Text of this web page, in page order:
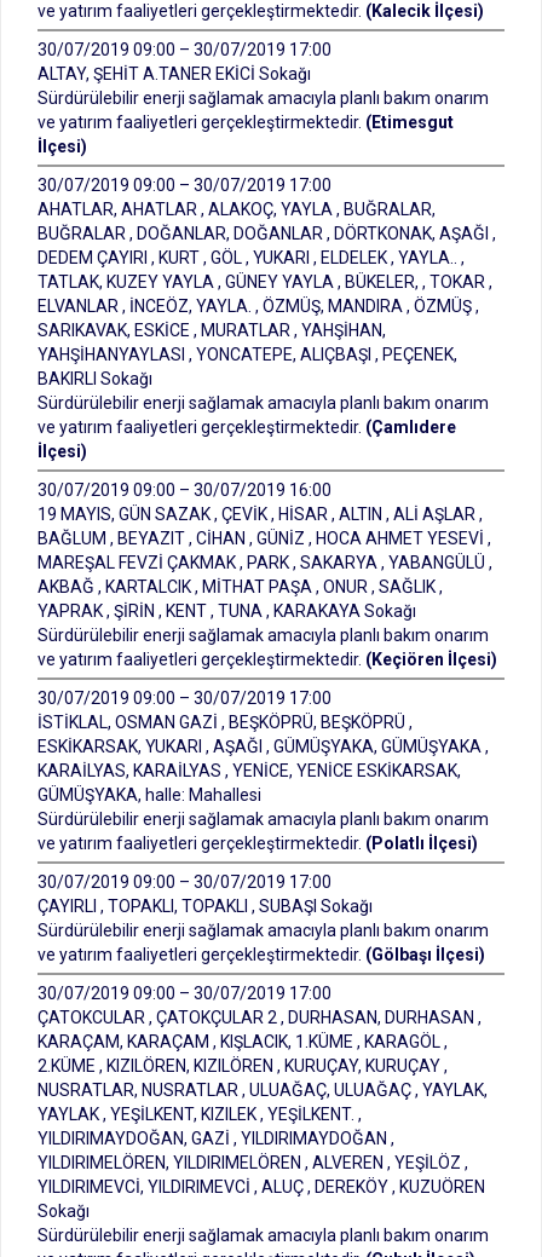
ve yatırım faaliyetleri gerçekleştirmektedir. (Kalecik İlçesi)
30/07/2019 09:00 – 30/07/2019 17:00
ALTAY, ŞEHİT A.TANER EKİCİ Sokağı
Sürdürülebilir enerji sağlamak amacıyla planlı bakım onarım
ve yatırım faaliyetleri gerçekleştirmektedir. (Etimesgut
İlçesi)
30/07/2019 09:00 – 30/07/2019 17:00
AHATLAR, AHATLAR , ALAKOÇ, YAYLA , BUĞRALAR,
BUĞRALAR , DOĞANLAR, DOĞANLAR , DÖRTKONAK, AŞAĞI ,
DEDEM ÇAYIRI , KURT , GÖL , YUKARI , ELDELEK , YAYLA.. ,
TATLAK, KUZEY YAYLA , GÜNEY YAYLA , BÜKELER, , TOKAR ,
ELVANLAR , İNCEÖZ, YAYLA. , ÖZMÜŞ, MANDIRA , ÖZMÜŞ ,
SARIKAVAK, ESKİCE , MURATLAR , YAHŞİHAN,
YAHŞİHANYAYLASI , YONCATEPE, ALIÇBAŞI , PEÇENEK,
BAKIRLI Sokağı
Sürdürülebilir enerji sağlamak amacıyla planlı bakım onarım
ve yatırım faaliyetleri gerçekleştirmektedir. (Çamlıdere
İlçesi)
30/07/2019 09:00 – 30/07/2019 16:00
19 MAYIS, GÜN SAZAK , ÇEVİK , HİSAR , ALTIN , ALİ AŞLAR ,
BAĞLUM , BEYAZIT , CİHAN , GÜNİZ , HOCA AHMET YESEVİ ,
MAREŞAL FEVZİ ÇAKMAK , PARK , SAKARYA , YABANGÜLÜ ,
AKBAĞ , KARTALCIK , MİTHAT PAŞA , ONUR , SAĞLIK ,
YAPRAK , ŞİRİN , KENT , TUNA , KARAKAYA Sokağı
Sürdürülebilir enerji sağlamak amacıyla planlı bakım onarım
ve yatırım faaliyetleri gerçekleştirmektedir. (Keçiören İlçesi)
30/07/2019 09:00 – 30/07/2019 17:00
İSTİKLAL, OSMAN GAZİ , BEŞKÖPRÜ, BEŞKÖPRÜ ,
ESKİKARSAK, YUKARI , AŞAĞI , GÜMÜŞYAKA, GÜMÜŞYAKA ,
KARAİLYAS, KARAİLYAS , YENİCE, YENİCE ESKİKARSAK,
GÜMÜŞYAKA, halle: Mahallesi
Sürdürülebilir enerji sağlamak amacıyla planlı bakım onarım
ve yatırım faaliyetleri gerçekleştirmektedir. (Polatlı İlçesi)
30/07/2019 09:00 – 30/07/2019 17:00
ÇAYIRLI , TOPAKLI, TOPAKLI , SUBAŞI Sokağı
Sürdürülebilir enerji sağlamak amacıyla planlı bakım onarım
ve yatırım faaliyetleri gerçekleştirmektedir. (Gölbaşı İlçesi)
30/07/2019 09:00 – 30/07/2019 17:00
ÇATOKCULAR , ÇATOKÇULAR 2 , DURHASAN, DURHASAN ,
KARAÇAM, KARAÇAM , KIŞLACIK, 1.KÜME , KARAGÖL ,
2.KÜME , KIZILÖREN, KIZILÖREN , KURUÇAY, KURUÇAY ,
NUSRATLAR, NUSRATLAR , ULUAĞAÇ, ULUAĞAÇ , YAYLAK,
YAYLAK , YEŞİLKENT, KIZILEK , YEŞİLKENT. ,
YILDIRIMAYDOĞAN, GAZİ , YILDIRIMAYDOĞAN ,
YILDIRIMELÖREN, YILDIRIMELÖREN , ALVEREN , YEŞİLÖZ ,
YILDIRIMEVCİ, YILDIRIMEVCİ , ALUÇ , DEREKÖY , KUZUÖREN
Sokağı
Sürdürülebilir enerji sağlamak amacıyla planlı bakım onarım